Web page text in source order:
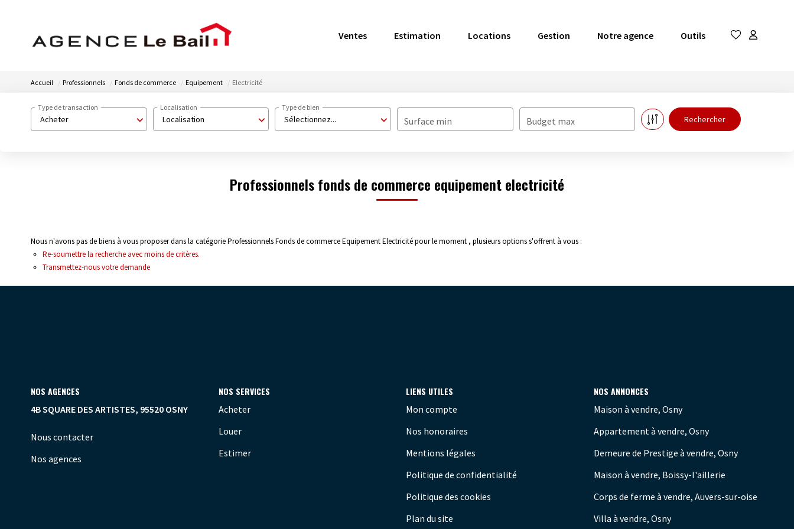
Ventes Estimation Locations Gestion Notre agence Outils
Accueil Professionnels Fonds de commerce Equipement Electricité
Acheter
Type de transaction
Localisation
Localisation
Sélectionnez...
Type de bien
Surface min Budget max
Professionnels fonds de commerce equipement electricité
Nous n'avons pas de biens à vous proposer dans la catégorie Professionnels Fonds de commerce Equipement Electricité pour le moment , plusieurs options s'offrent à vous :
Re-soumettre la recherche avec moins de critères.
Transmettez-nous votre demande
NOS AGENCES
4B SQUARE DES ARTISTES, 95520 OSNY
Nous contacter
Nos agences
NOS SERVICES
Acheter
Louer
Estimer
LIENS UTILES
Mon compte
Nos honoraires
Mentions légales
Politique de confidentialité
Politique des cookies
Plan du site
NOS ANNONCES
Maison à vendre, Osny
Appartement à vendre, Osny
Demeure de Prestige à vendre, Osny
Maison à vendre, Boissy-l'aillerie
Corps de ferme à vendre, Auvers-sur-oise
Villa à vendre, Osny